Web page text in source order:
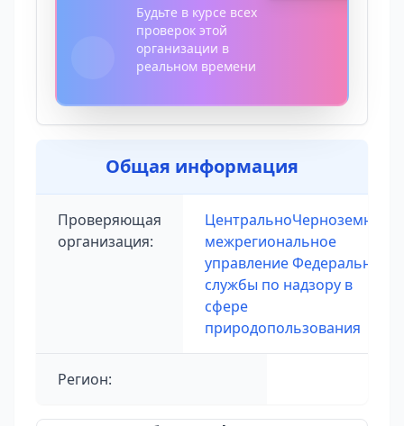
Будьте в курсе всех
проверок этой
организации в
реальном времени
Общая информация
Проверяющая
организация:
ЦентральноЧерноземное
межрегиональное
управление Федеральной
службы по надзору в
сфере
природопользования
Регион: